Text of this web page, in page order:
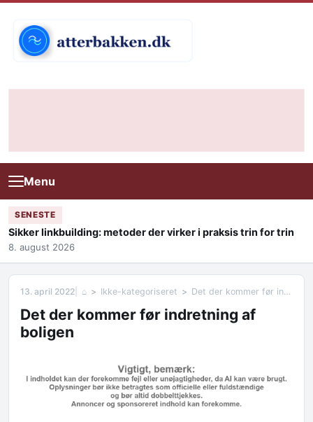
Menu
SENESTE
Sikker linkbuilding: metoder der virker i praksis trin for trin
8. august 2026
13. april 2022 ⌂ Ikke-kategoriseret Det der kommer før indretning af boligen
Det der kommer før indretning af
boligen